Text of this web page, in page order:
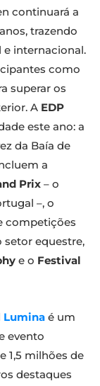
continuará a
trazendo
e internacional.
como
superar os
A EDP
este ano: a
da Baía de
a
Prix – o
–, o
competições
setor equestre,
e o Festival
Lumina é um
evento
1,5 milhões de
destaques